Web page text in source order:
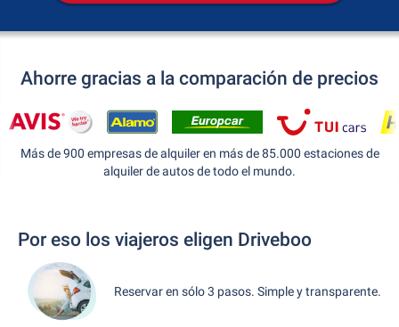
Ahorre gracias a la comparación de precios
Más de 900 empresas de alquiler en más de 85.000 estaciones de
alquiler de autos de todo el mundo.
Por eso los viajeros eligen Driveboo
Reservar en sólo 3 pasos. Simple y transparente.